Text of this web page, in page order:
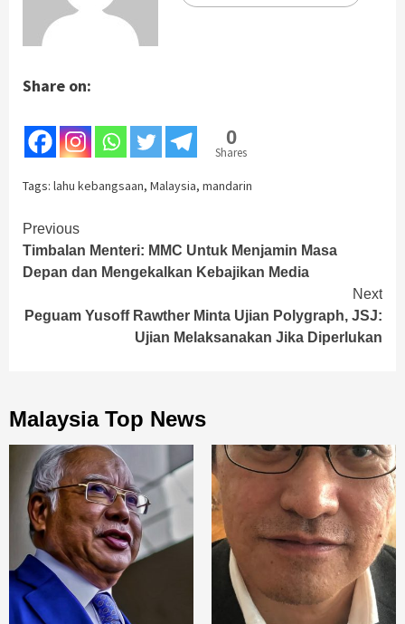
Share on:
0
Shares
Tags: lahu kebangsaan, Malaysia, mandarin
Continue
Reading
Previous
Timbalan Menteri: MMC Untuk Menjamin Masa
Depan dan Mengekalkan Kebajikan Media
Next
Peguam Yusoff Rawther Minta Ujian Polygraph, JSJ:
Ujian Melaksanakan Jika Diperlukan
Malaysia Top News